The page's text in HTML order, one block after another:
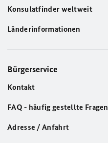
Konsulatfinder weltweit
Länderinformationen
Bürgerservice
Kontakt
FAQ - häufig gestellte Fragen
Adresse / Anfahrt